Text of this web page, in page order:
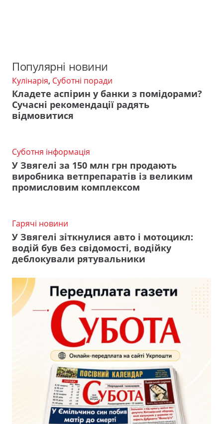
Популярні новини
Кулінарія, Суботні поради
Кладете аспірин у банки з помідорами?
Сучасні рекомендації радять
відмовитися
Суботня інформація
У Звягелі за 150 млн грн продають
виробника ветпрепаратів із великим
промисловим комплексом
Гарячі новини
У Звягелі зіткнулися авто і мотоцикл:
водій був без свідомості, водійку
деблокували рятувальники